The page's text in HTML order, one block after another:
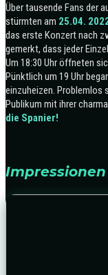
Über tausende Fans der
stürmten am 25.04.
das erste Konzert nach
gemerkt, dass jeder
Um 18:30 Uhr öffneten
Pünktlich um 19 Uhr
einzuheizen. Problemlos
Publikum mit ihrer
die Spanier!